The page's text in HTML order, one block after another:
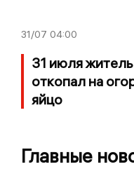
31/07 04:00
31 июля
откопал на
яйцо
Главные